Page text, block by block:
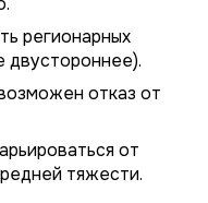
регионарных
двустороннее).
отказ от
от
тяжести.